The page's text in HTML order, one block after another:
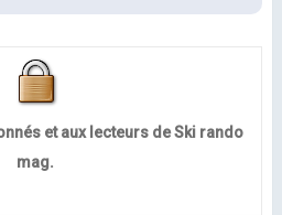
et aux lecteurs de Ski rando
mag.